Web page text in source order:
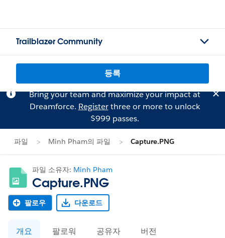
Trailblazer Community
등록
Bring your team and maximize your impact at
Dreamforce. Registerthree or more to unlock
$999 passes.
파일 Minh Pham의 파일 Capture.PNG
파일 소유자: Minh Pham
Capture.PNG
팔로우 다운로드
개요 팔로워 공유자 버전